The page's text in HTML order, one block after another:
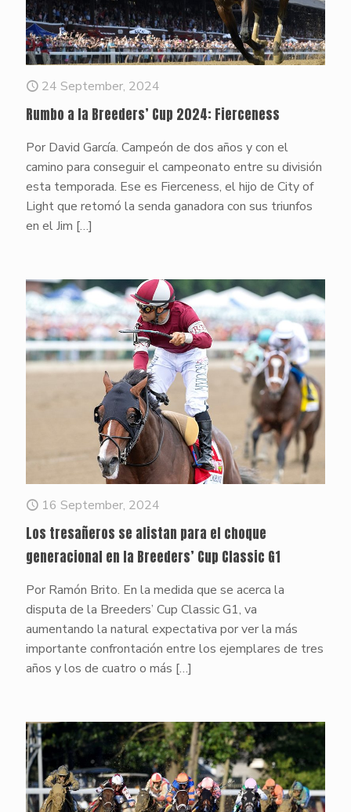
24 September, 2024
Rumbo a la Breeders’ Cup 2024: Fierceness
Por David García. Campeón de dos años y con el
camino para conseguir el campeonato entre su división
esta temporada. Ese es Fierceness, el hijo de City of
Light que retomó la senda ganadora con sus triunfos
en el Jim […]
16 September, 2024
Los tresañeros se alistan para el choque
generacional en la Breeders’ Cup Classic G1
Por Ramón Brito. En la medida que se acerca la
disputa de la Breeders’ Cup Classic G1, va
aumentando la natural expectativa por ver la más
importante confrontación entre los ejemplares de tres
años y los de cuatro o más […]